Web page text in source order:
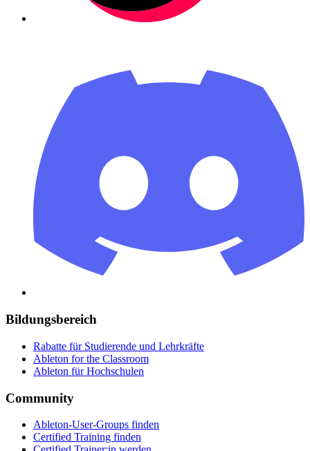
Bildungsbereich
Rabatte für Studierende und Lehrkräfte
Ableton for the Classroom
Ableton für Hochschulen
Community
Ableton-User-Groups finden
Certified Training finden